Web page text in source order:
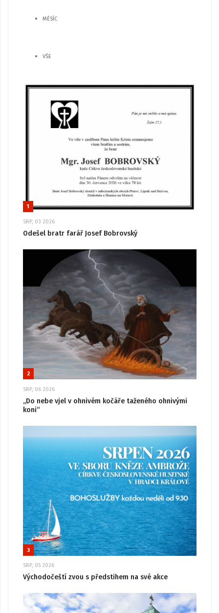
MĚSÍC
VŠE
1
SRP, 03 2026
Odešel bratr farář Josef Bobrovský
2
SRP, 06 2026
„Do nebe vjel v ohnivém kočáře taženého ohnivými
koni“
3
SRP, 05 2026
Východočeští zvou s předstihem na své akce